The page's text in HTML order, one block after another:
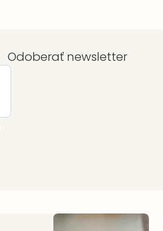
Odoberať newsletter